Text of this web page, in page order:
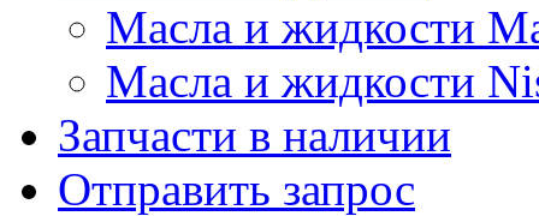
Масла и жидкости
Масла и жидкости
Запчасти в наличии
Отправить запрос